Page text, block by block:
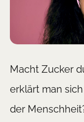
Macht Zucker
erklärt man
der